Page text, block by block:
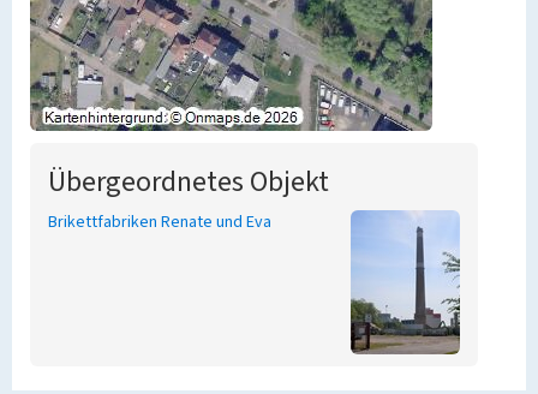
Übergeordnetes Objekt
Brikettfabriken Renate und Eva